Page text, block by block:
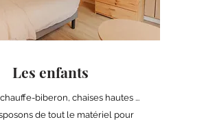
Les enfants
biberon, chaises hautes ...
de tout le matériel pour